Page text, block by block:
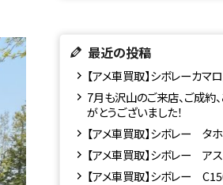
最近の投稿
【アメ車買取】シボレーカマ
7月も沢山のご来店、ご成約
がとうございました！
【アメ車買取】シボレー タ
【アメ車買取】シボレー ア
【アメ車買取】シボレー